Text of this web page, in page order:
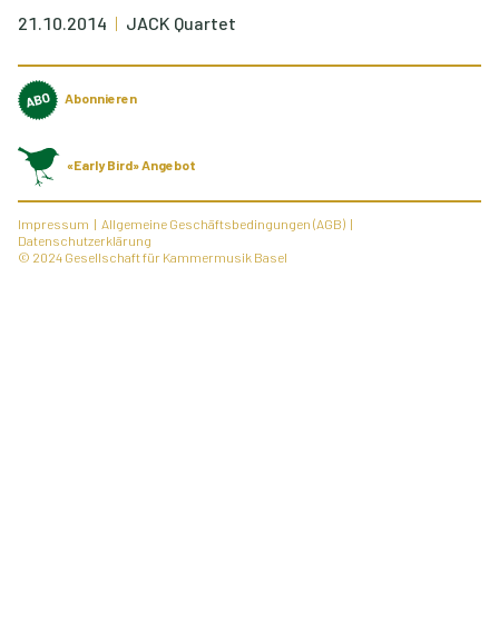
21.10.2014 JACK Quartet
Abonnieren
«Early Bird» Angebot
Impressum
Allgemeine Geschäftsbedingungen (AGB)
Datenschutzerklärung
© 2024 Gesellschaft für Kammermusik Basel